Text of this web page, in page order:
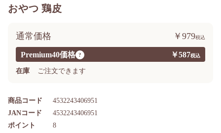
おやつ 鶏皮
Premium40価格 ? ￥587
通常価格 ￥979
在庫 ご注文できます
商品コード 4532243406951
ポイント 8
JANコード 4532243406951